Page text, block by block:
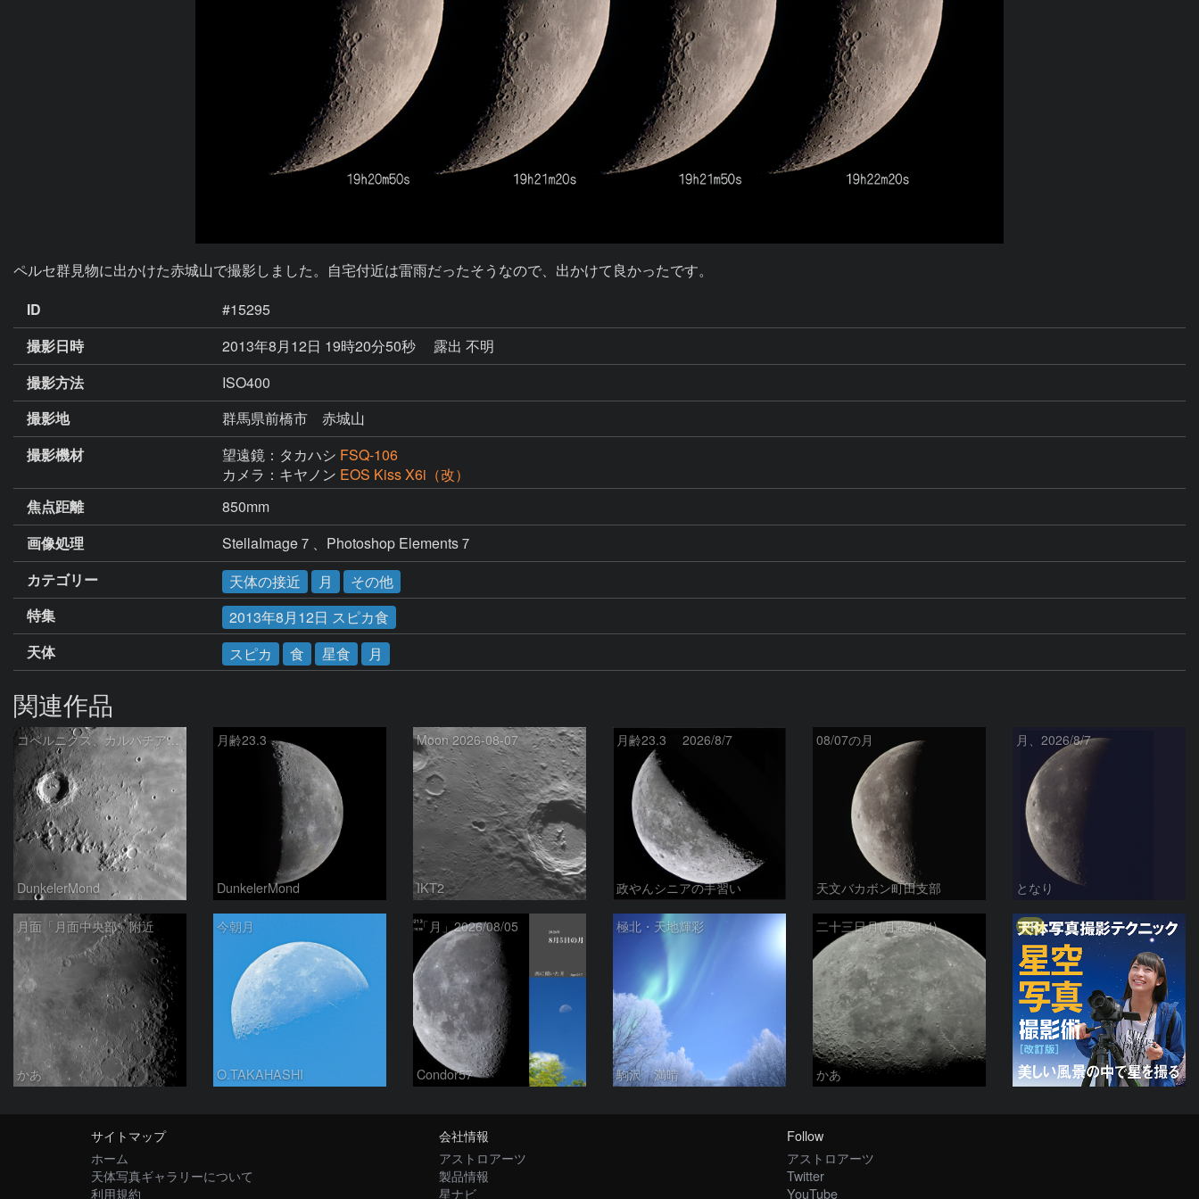
ペルセ群見物に出かけた赤城山で撮影しました。自宅付近は雷雨だったそうなので、出かけて良かったです。
ID
#15295
撮影日時
2013年8月12日 19時20分50秒
露出 不明
撮影方法
ISO400
撮影地
群馬県前橋市 赤城山
撮影機材
望遠鏡：タカハシ FSQ-106
カメラ：キヤノン EOS Kiss X6i（改）
焦点距離
850mm
画像処理
StellaImage７、Photoshop Elements７
カテゴリー
天体の接近 月
その他
特集
2013年8月12日 スピカ食
天体
スピカ 食 星食 月
関連作品
コペルニクス、カルパチア山脈付近
DunkelerMond
月齢23.3
DunkelerMond
Moon 2026-08-07
IKT2
月齢23.3 2026/8/7
政やんシニアの手習い
08/07の月
天文バカボン町田支部
月、2026/8/7
となり
月面「月面中央部」附近
かあ
今朝月
O.TAKAHASHI
「月」2026/08/05
Condor57
極北・天地輝彩
駒沢 満晴
二十三日月(月齢21.4)
かあ
PR
サイトマップ
ホーム
天体写真ギャラリーについて
利用規約
会社情報
アストロアーツ
製品情報
星ナビ
Follow
アストロアーツ
Twitter
YouTube